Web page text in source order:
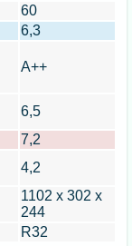
60
6,3
A++
6,5
7,2
4,2
1102 x 302 x
244
R32